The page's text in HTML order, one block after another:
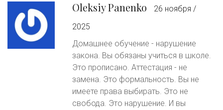
Oleksiy Panenko
26 ноября /
2025
Домашнее обучение - нарушение
закона. Вы обязаны учиться в школе.
Это прописано. Аттестация - не
замена. Это формальность. Вы не
имеете права выбирать. Это не
свобода. Это нарушение. И вы